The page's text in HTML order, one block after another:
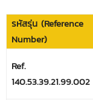
รหัสรุ่น (Reference
Number)
Ref.
140.53.39.21.99.002